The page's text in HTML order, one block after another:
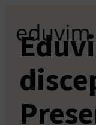
contenido